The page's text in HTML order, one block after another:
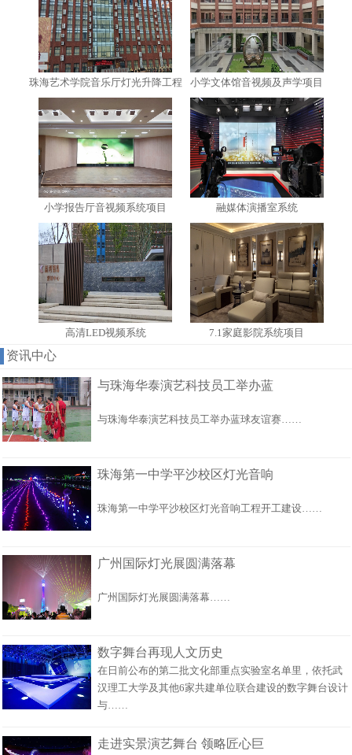
珠海艺术学院音乐厅灯光升降工程 小学文体馆音视频及声学项目
小学报告厅音视频系统项目 融媒体演播室系统
高清LED视频系统 7.1家庭影院系统项目
资讯中心
与珠海华泰演艺科技员工举办蓝
与珠海华泰演艺科技员工举办蓝球友谊赛……
珠海第一中学平沙校区灯光音响
珠海第一中学平沙校区灯光音响工程开工建设……
广州国际灯光展圆满落幕
广州国际灯光展圆满落幕……
数字舞台再现人文历史
在日前公布的第二批文化部重点实验室名单里，依托武
汉理工大学及其他6家共建单位联合建设的数字舞台设计
与……
走进实景演艺舞台 领略匠心巨